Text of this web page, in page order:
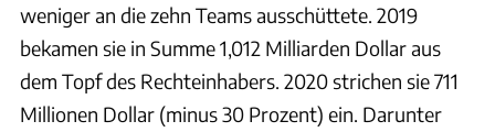
weniger an die zehn Teams ausschüttete. 2019
bekamen sie in Summe 1,012 Milliarden Dollar aus
dem Topf des Rechteinhabers. 2020 strichen sie 711
Millionen Dollar (minus 30 Prozent) ein. Darunter